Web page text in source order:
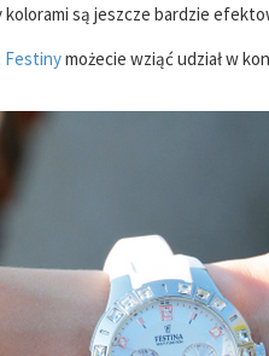
są jeszcze bardzie
Festinymożecie wziąć udział w